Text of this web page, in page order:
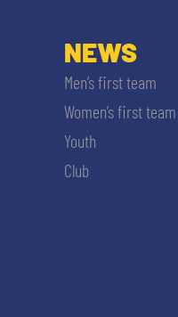
NEWS
Men’s first team
Women’s first team
Youth
Club